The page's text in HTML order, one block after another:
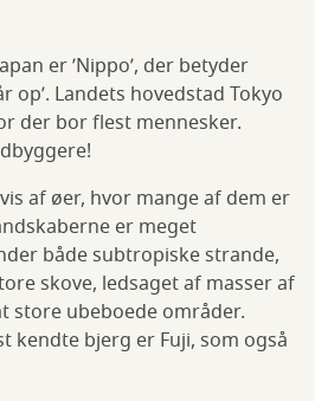
er ’Nippo’, der betyder
op’. Landets hovedstad Tokyo
der bor flest mennesker.
af øer, hvor mange af dem er
er meget
både subtropiske strande,
skove, ledsaget af masser af
store ubeboede områder.
kendte bjerg er Fuji, som også